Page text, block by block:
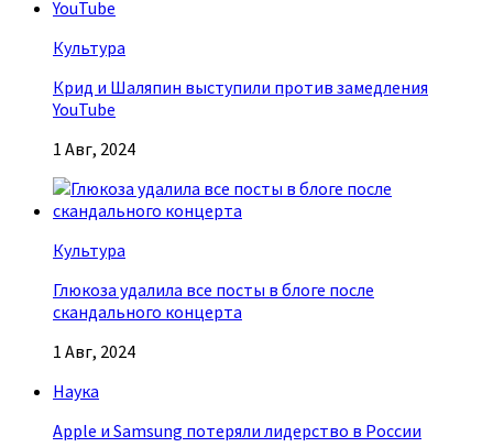
Культура
Крид и Шаляпин выступили против замедления
YouTube
1 Авг, 2024
Культура
Глюкоза удалила все посты в блоге после
скандального концерта
1 Авг, 2024
Наука
Apple и Samsung потеряли лидерство в России